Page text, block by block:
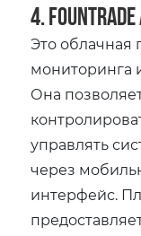
4. Fountrade
Это облачная
мониторинга
Она
управлять
через
интерфейс.